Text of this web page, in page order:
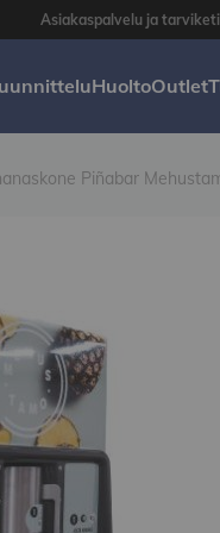
Asiakaspalvelu ja
HuoltoOutlet
Piñabar